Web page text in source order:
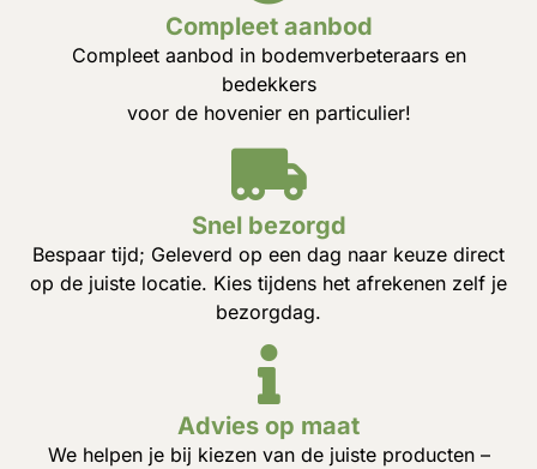
Compleet aanbod
Compleet aanbod in bodemverbeteraars en
bedekkers
voor de hovenier en particulier!
Snel bezorgd
Bespaar tijd; Geleverd op een dag naar keuze direct
op de juiste locatie. Kies tijdens het afrekenen zelf je
bezorgdag.
Advies op maat
We helpen je bij kiezen van de juiste producten –